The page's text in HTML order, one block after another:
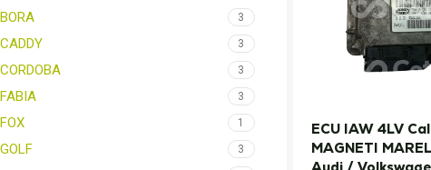
BORA 3
CADDY 3
CORDOBA 3
FABIA 3
FOX 1
GOLF 3
ECU IAW 4LV
MAGNETI
Audi /